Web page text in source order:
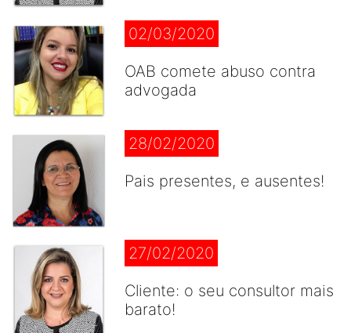
02/03/2020
OAB comete abuso contra
advogada
28/02/2020
Pais presentes, e ausentes!
27/02/2020
Cliente: o seu consultor mais
barato!